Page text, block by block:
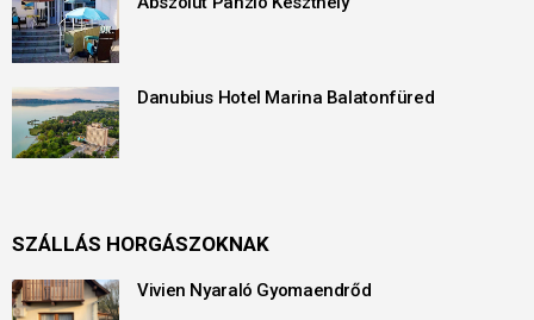
Danubius Hotel Marina Balatonfüred
SZÁLLÁS HORGÁSZOKNAK
Vivien Nyaraló Gyomaendrőd